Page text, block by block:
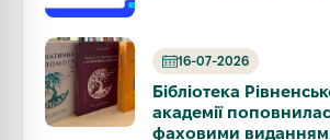
Бібліотека
академії
фаховими
16-07-2026